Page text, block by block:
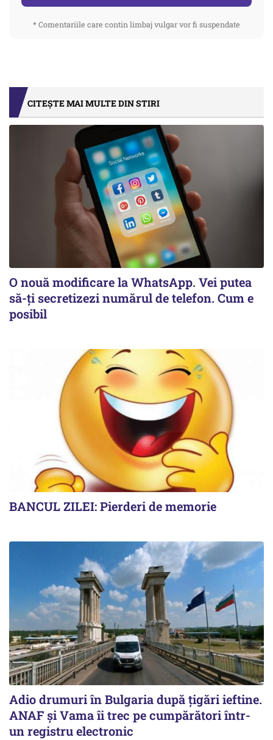
* Comentariile care contin limbaj vulgar vor fi suspendate
CITEȘTE MAI MULTE DIN STIRI
O nouă modificare la WhatsApp. Vei putea
să-ți secretizezi numărul de telefon. Cum e
posibil
BANCUL ZILEI: Pierderi de memorie
Adio drumuri în Bulgaria după țigări ieftine.
ANAF și Vama îi trec pe cumpărători într-
un registru electronic